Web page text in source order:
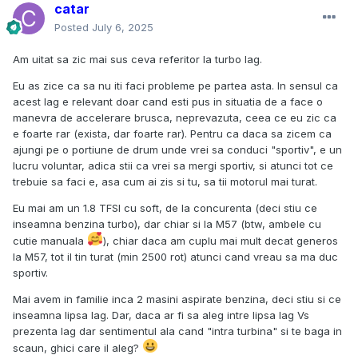
catar
Posted July 6, 2025
Am uitat sa zic mai sus ceva referitor la turbo lag.
Eu as zice ca sa nu iti faci probleme pe partea asta. In sensul ca
acest lag e relevant doar cand esti pus in situatia de a face o
manevra de accelerare brusca, neprevazuta, ceea ce eu zic ca
e foarte rar (exista, dar foarte rar). Pentru ca daca sa zicem ca
ajungi pe o portiune de drum unde vrei sa conduci "sportiv", e un
lucru voluntar, adica stii ca vrei sa mergi sportiv, si atunci tot ce
trebuie sa faci e, asa cum ai zis si tu, sa tii motorul mai turat.
Eu mai am un 1.8 TFSI cu soft, de la concurenta (deci stiu ce
inseamna benzina turbo), dar chiar si la M57 (btw, ambele cu
cutie manuala
), chiar daca am cuplu mai mult decat generos
la M57, tot il tin turat (min 2500 rot) atunci cand vreau sa ma duc
sportiv.
Mai avem in familie inca 2 masini aspirate benzina, deci stiu si ce
inseamna lipsa lag. Dar, daca ar fi sa aleg intre lipsa lag Vs
prezenta lag dar sentimentul ala cand "intra turbina" si te baga in
scaun, ghici care il aleg?